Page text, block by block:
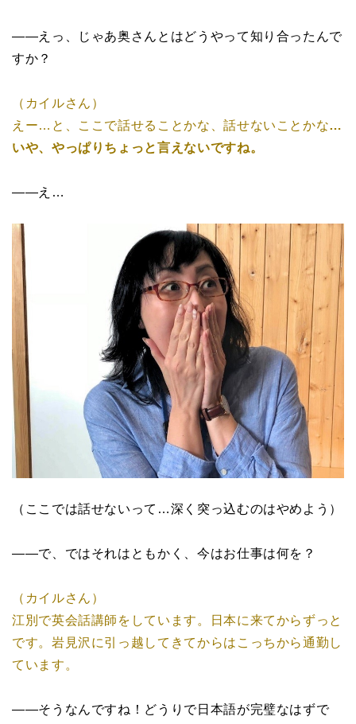
――えっ、じゃあ奥さんとはどうやって知り合ったんで
すか？
（カイルさん）
えー…と、ここで話せることかな、話せないことかな…
いや、やっぱりちょっと言えないですね。
――え…
（ここでは話せないって…深く突っ込むのはやめよう）
――で、ではそれはともかく、今はお仕事は何を？
（カイルさん）
江別で英会話講師をしています。日本に来てからずっと
です。岩見沢に引っ越してきてからはこっちから通勤し
ています。
――そうなんですね！どうりで日本語が完璧なはずで